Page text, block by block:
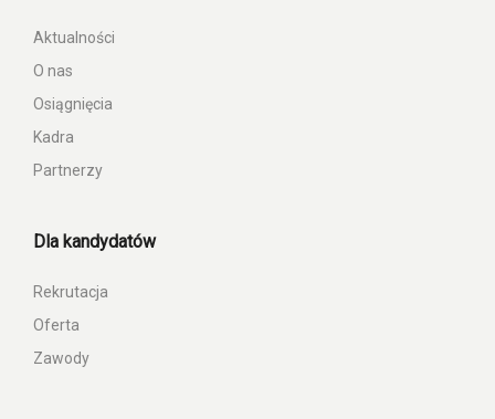
Aktualności
O nas
Osiągnięcia
Kadra
Partnerzy
Dla kandydatów
Rekrutacja
Oferta
Zawody